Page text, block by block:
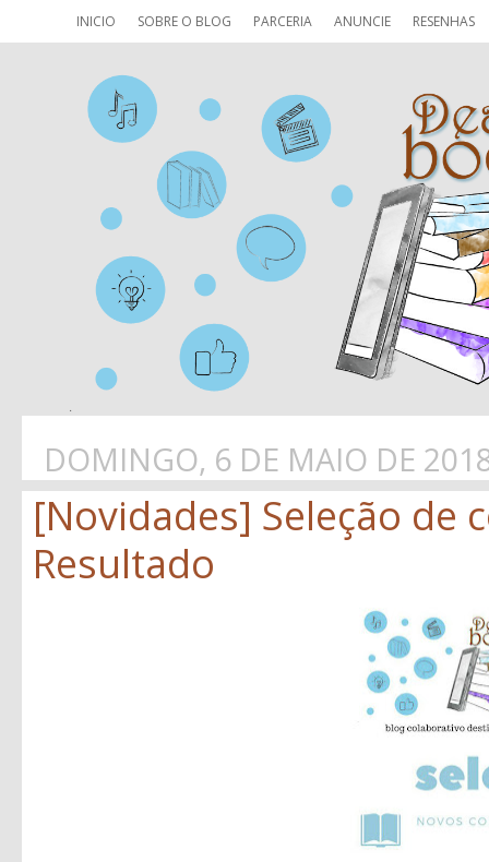
INICIO SOBRE O BLOG PARCERIA ANUNCIE RESENHAS
DOMINGO, 6 DE MAIO DE
[Novidades] Seleção de
Resultado